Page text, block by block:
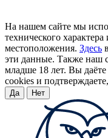
На нашем сайте мы
технического
местоположения. Здесь
эти данные. Также наш
младше 18 лет. Вы даёте
cookies и
Да Нет